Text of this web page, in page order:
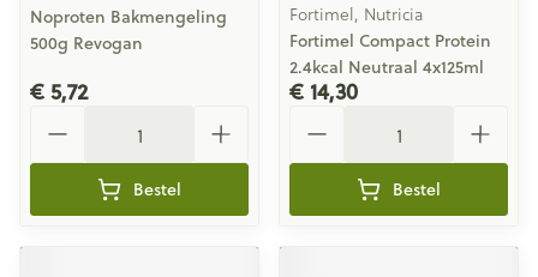
Noproten Bakmengeling
500g Revogan
€ 5,72
Bestel
Fortimel, Nutricia
Fortimel Compact Protein
2.4kcal Neutraal 4x125ml
€ 14,30
Bestel